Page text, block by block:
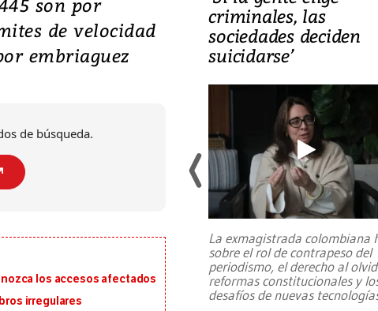
de velocidad
embriaguez
de búsqueda.
los accesos afectados
irregulares
en Kumamoto
Japón, provocando una
criminales, las
sociedades deciden
suicidarse’
La exmagistrada colombiana
sobre el rol de contrapeso del
periodismo, el derecho al
reformas constitucionales y
desafíos de nuevas